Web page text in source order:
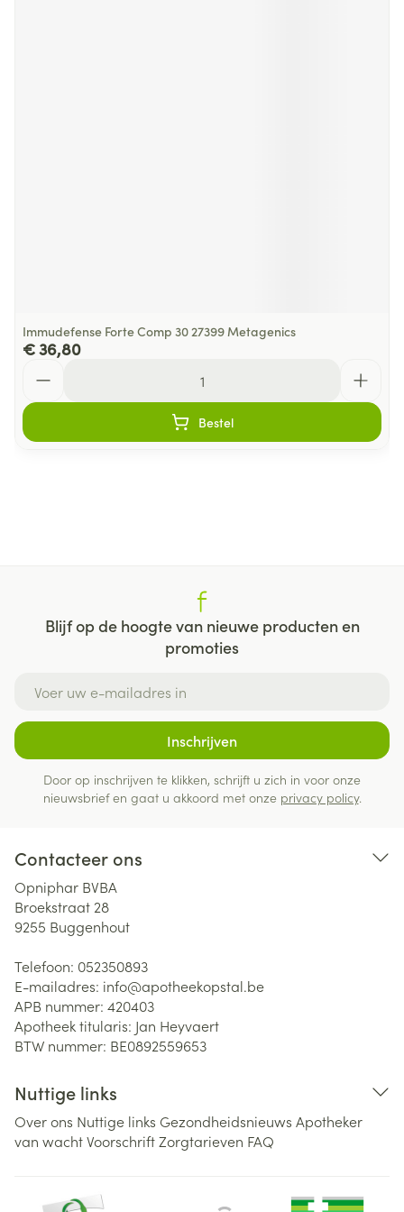
Immudefense Forte Comp 30 27399 Metagenics
€ 36,80
Bestel
Blijf op de hoogte van nieuwe producten en
promoties
Inschrijven
Door op inschrijven te klikken, schrijft u zich in voor onze
nieuwsbrief en gaat u akkoord met onze privacy policy.
Contacteer ons
Opniphar BVBA
Broekstraat 28
9255 Buggenhout
Telefoon: 052350893
E-mailadres: info@apotheekopstal.be
APB nummer: 420403
Apotheek titularis: Jan Heyvaert
BTW nummer: BE0892559653
Nuttige links
Over ons Nuttige links Gezondheidsnieuws Apotheker
van wachtVoorschriftZorgtarieven FAQ